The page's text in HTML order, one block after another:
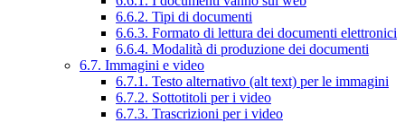
6.6.2. Tipi di documenti
6.6.3. Formato di lettura dei documenti elettronici
6.6.4. Modalità di produzione dei documenti
6.7. Immagini e video
6.7.1. Testo alternativo (alt text) per le immagini
6.7.2. Sottotitoli per i video
6.7.3. Trascrizioni per i video